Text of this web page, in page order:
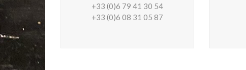
+33 (0)6 79 41 30 54
+33 (0)6 08 31 05 87